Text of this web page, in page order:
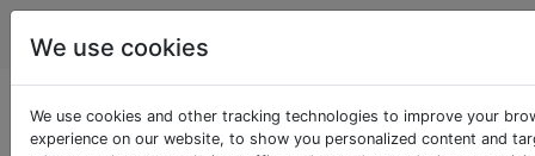
Android
Comment
We use cookies
We use cookies and other tracking technologies to improve your
experience on our website, to show you personalized content and